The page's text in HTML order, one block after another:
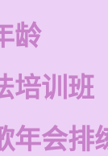
龄
培训班
年会排